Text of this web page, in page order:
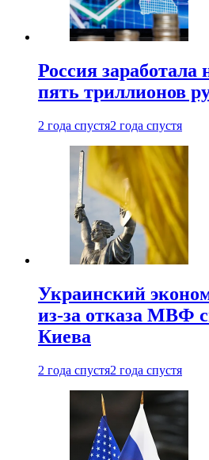
Россия заработала
пять триллионов
2 года спустя2 года спустя
Украинский
из-за отказа МВФ
Киева
2 года спустя2 года спустя